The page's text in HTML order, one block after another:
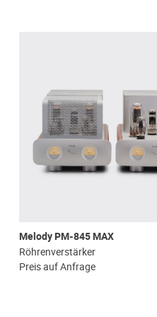
Melody PM-845 MAX
Röhrenverstärker
Preis auf Anfrage